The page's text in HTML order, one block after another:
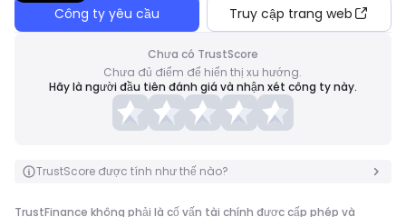
Công ty yêu cầu Truy cập trang web
Chưa có TrustScore
Chưa đủ điểm để hiển thị xu hướng.
Hãy là người đầu tiên đánh giá và nhận xét công ty này.
TrustScore được tính như thế nào?
TrustFinance không phải là cố vấn tài chính được cấp phép và